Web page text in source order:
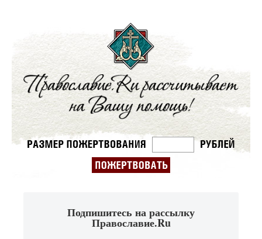
Подпишитесь на рассылку
Православие.Ru